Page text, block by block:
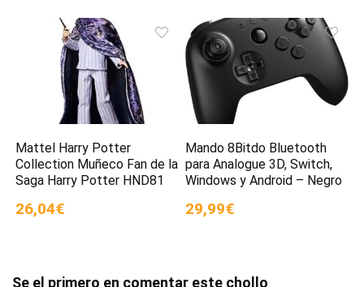
Mattel Harry Potter
Collection Muñeco Fan de la
Saga Harry Potter HND81
26,04€
Mando 8Bitdo Bluetooth
para Analogue 3D, Switch,
Windows y Android – Negro
29,99€
Se el primero en comentar este chollo